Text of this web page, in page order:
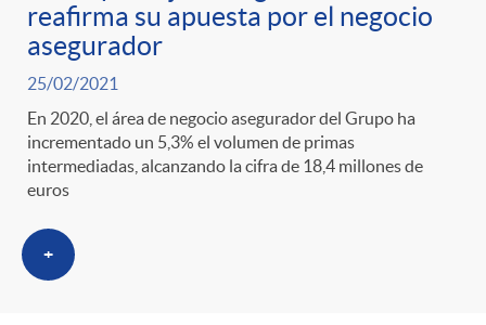
reafirma su apuesta por el negocio
asegurador
25/02/2021
En 2020, el área de negocio asegurador del Grupo ha
incrementado un 5,3% el volumen de primas
intermediadas, alcanzando la cifra de 18,4 millones de
euros
+